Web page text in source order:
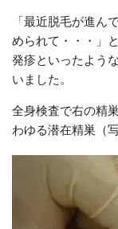
「最近脱毛が進ん
められて・・・」
発疹といったよう
いました。
全身検査で右の精
わゆる潜在精巣（